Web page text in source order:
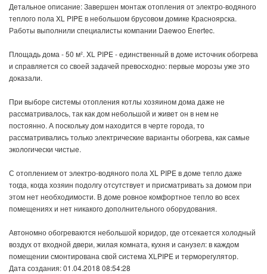
Детальное описание: Завершен монтаж отопления от электро-водяного
теплого пола XL PIPE в небольшом брусовом домике Красноярска.
Работы выполнили специалисты компании Daewoo Enertec.
Площадь дома - 50 м². XL PIPE - единственный в доме источник обогрева
и справляется со своей задачей превосходно: первые морозы уже это
доказали.
При выборе системы отопления котлы хозяином дома даже не
рассматривалось, так как дом небольшой и живет он в нем не
постоянно. А поскольку дом находится в черте города, то
рассматривались только электрические варианты обогрева, как самые
экологически чистые.
С отоплением от электро-водяного пола XL PIPE в доме тепло даже
тогда, когда хозяин подолгу отсутствует и присматривать за домом при
этом нет необходимости. В доме ровное комфортное тепло во всех
помещениях и нет никакого дополнительного оборудования.
Автономно обогреваются небольшой коридор, где отсекается холодный
воздух от входной двери, жилая комната, кухня и санузел: в каждом
помещении смонтирована свой система XLPIPE и терморегулятор.
Дата создания: 01.04.2018 08:54:28